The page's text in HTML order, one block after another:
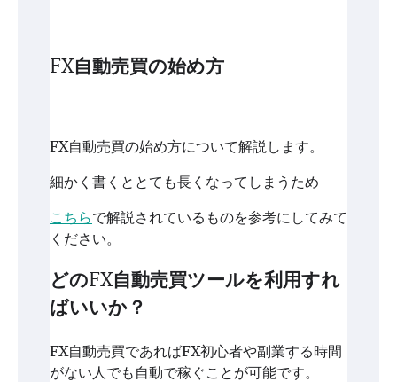
FX自動売買の始め方
FX自動売買の始め方について解説します。
細かく書くととても長くなってしまうため
こちらで解説されているものを参考にしてみて
ください。
どのFX自動売買ツールを利用すれ
ばいいか？
FX自動売買であればFX初心者や副業する時間
がない人でも自動で稼ぐことが可能です。